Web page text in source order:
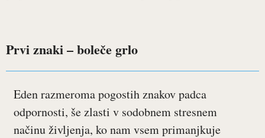
Prvi znaki – boleče grlo
Eden razmeroma pogostih znakov padca
odpornosti, še zlasti v sodobnem stresnem
načinu življenja, ko nam vsem primanjkuje